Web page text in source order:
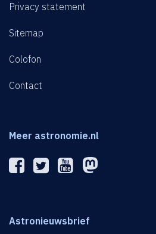
Privacy statement
Sitemap
Colofon
Contact
Meer astronomie.nl
Astronieuwsbrief